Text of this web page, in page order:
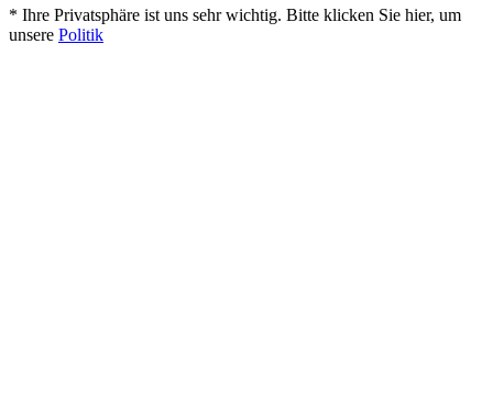
* Ihre Privatsphäre ist uns sehr wichtig. Bitte klicken Sie hier, um
unsere Politik